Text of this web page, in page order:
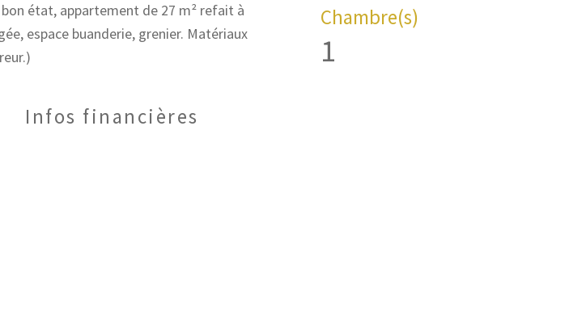
bon état, appartement de 27 m² refait à
espace buanderie, grenier. Matériaux
Chambre(s)
1
Infos financières